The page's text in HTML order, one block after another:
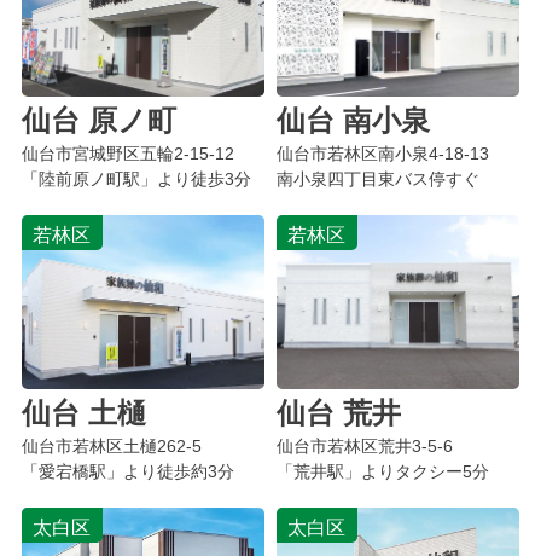
仙台 原ノ町
仙台市宮城野区五輪2-15-12
「陸前原ノ町駅」より徒歩3分
仙台 南小泉
仙台市若林区南小泉4-18-13
南小泉四丁目東バス停すぐ
若林区
仙台 土樋
仙台市若林区土樋262-5
「愛宕橋駅」より徒歩約3分
若林区
仙台 荒井
仙台市若林区荒井3-5-6
「荒井駅」よりタクシー5分
太白区 太白区